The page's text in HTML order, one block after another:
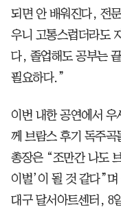
되면 안 배워진다, 전
우니 고통스럽더라도
다, 졸업해도 공부는
필요하다.”
이번 내한 공연에서 우
께 브람스 후기 독주곡
총장은 “조만간 나도
이벌’이 될 것 같다”
대구 달서아트센터, 8